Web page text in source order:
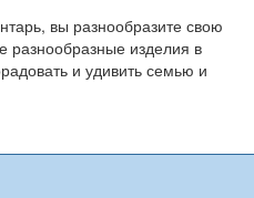
вы разнообразите свою
разнообразные изделия в
и удивить семью и